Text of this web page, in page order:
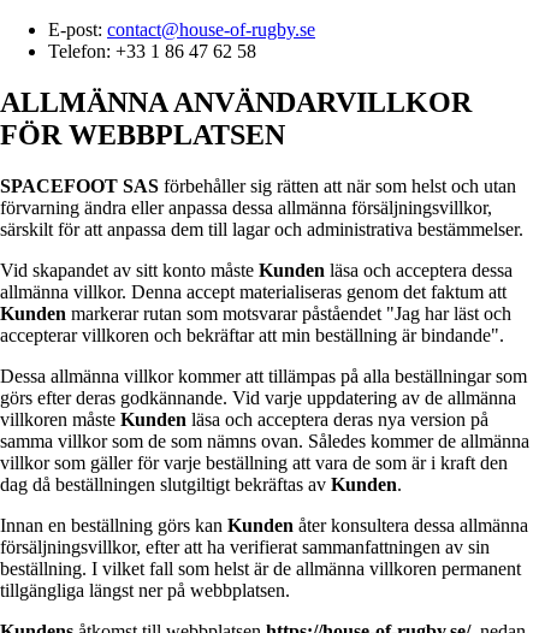
E-post: contact@house-of-rugby.se
Telefon: +33 1 86 47 62 58
ALLMÄNNA ANVÄNDARVILLKOR
FÖR WEBBPLATSEN
SPACEFOOT SAS förbehåller sig rätten att när som helst och utan
förvarning ändra eller anpassa dessa allmänna försäljningsvillkor,
särskilt för att anpassa dem till lagar och administrativa bestämmelser.
Vid skapandet av sitt konto måste Kunden läsa och acceptera dessa
allmänna villkor. Denna accept materialiseras genom det faktum att
Kunden markerar rutan som motsvarar påståendet "Jag har läst och
accepterar villkoren och bekräftar att min beställning är bindande".
Dessa allmänna villkor kommer att tillämpas på alla beställningar som
görs efter deras godkännande. Vid varje uppdatering av de allmänna
villkoren måste Kunden läsa och acceptera deras nya version på
samma villkor som de som nämns ovan. Således kommer de allmänna
villkor som gäller för varje beställning att vara de som är i kraft den
dag då beställningen slutgiltigt bekräftas av Kunden.
Innan en beställning görs kan Kunden åter konsultera dessa allmänna
försäljningsvillkor, efter att ha verifierat sammanfattningen av sin
beställning. I vilket fall som helst är de allmänna villkoren permanent
tillgängliga längst ner på webbplatsen.